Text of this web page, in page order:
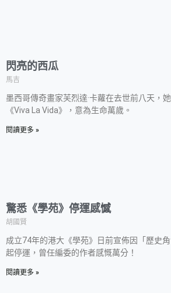
閃亮的西瓜
馬吉
墨西哥傳奇畫家芙烈達·卡蘿在去世前八天，
《Viva La Vida》，意為生命萬歲。
閱讀更多 »
驚悉《學苑》停運感憾
胡國賢
成立74年的港大《學苑》日前宣佈因「歷史
起停運，曾任編委的作者感慨萬分！
閱讀更多 »